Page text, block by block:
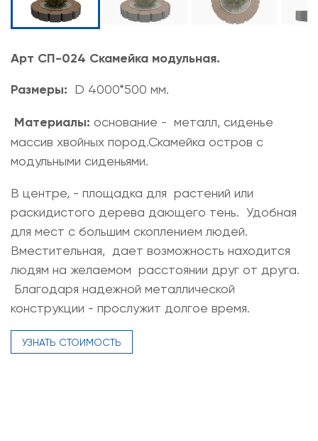
Арт СП-024 Скамейка модульная.
Размеры: D 4000*500 мм.
Материалы: основание - металл, сиденье
массив хвойных пород.Скамейка остров с
модульными сиденьями.
В центре, - площадка для растений или
раскидистого дерева дающего тень. Удобная
для мест с большим скоплением людей.
Вместительная, дает возможность находится
людям на желаемом расстоянии друг от друга.
Благодаря надежной металлической
конструкции - прослужит долгое время.
УЗНАТЬ СТОИМОСТЬ